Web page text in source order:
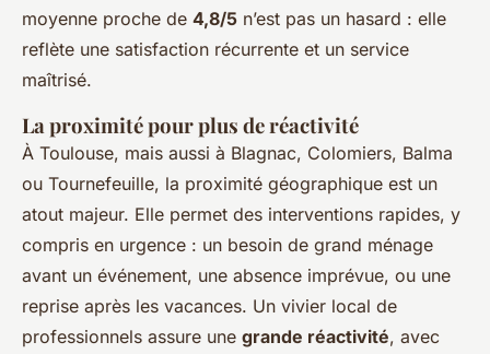
moyenne proche de 4,8/5 n’est pas un hasard : elle
reflète une satisfaction récurrente et un service
maîtrisé.
La proximité pour plus de réactivité
À Toulouse, mais aussi à Blagnac, Colomiers, Balma
ou Tournefeuille, la proximité géographique est un
atout majeur. Elle permet des interventions rapides, y
compris en urgence : un besoin de grand ménage
avant un événement, une absence imprévue, ou une
reprise après les vacances. Un vivier local de
professionnels assure une grande réactivité, avec